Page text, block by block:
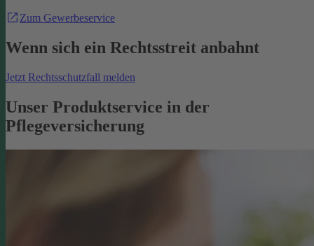
Zum Gewerbeservice
Wenn sich ein Rechtsstreit anbahnt
Jetzt Rechtsschutzfall melden
Unser Produktservice in der
Pflegeversicherung